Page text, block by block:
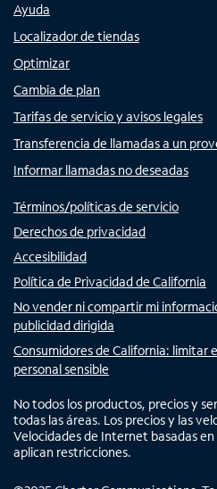
Ayuda
Localizador de tiendas
Optimizar
Cambia de plan
Tarifas de servicio y avisos legales
Transferencia de llamadas a un
Informar llamadas no deseadas
Términos/políticas de servicio
Derechos de privacidad
Accesibilidad
Política de Privacidad de California
No vender ni compartir mi
publicidad dirigida
Consumidores de California: limitar
personal sensible
No todos los productos, precios y
todas las áreas. Los precios y las
Velocidades de Internet basadas
aplican restricciones.